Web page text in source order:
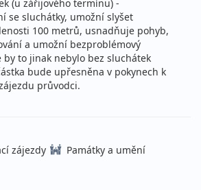
(u zářijového termínu) -
se sluchátky, umožní slyšet
100 metrů, usnadňuje pohyb,
a umožní bezproblémový
by to jinak nebylo bez sluchátek
bude upřesněna v pokynech k
průvodci.
zájezdy Památky a umění